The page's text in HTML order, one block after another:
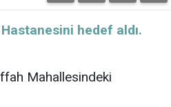
hedef aldı.
Mahallesindeki